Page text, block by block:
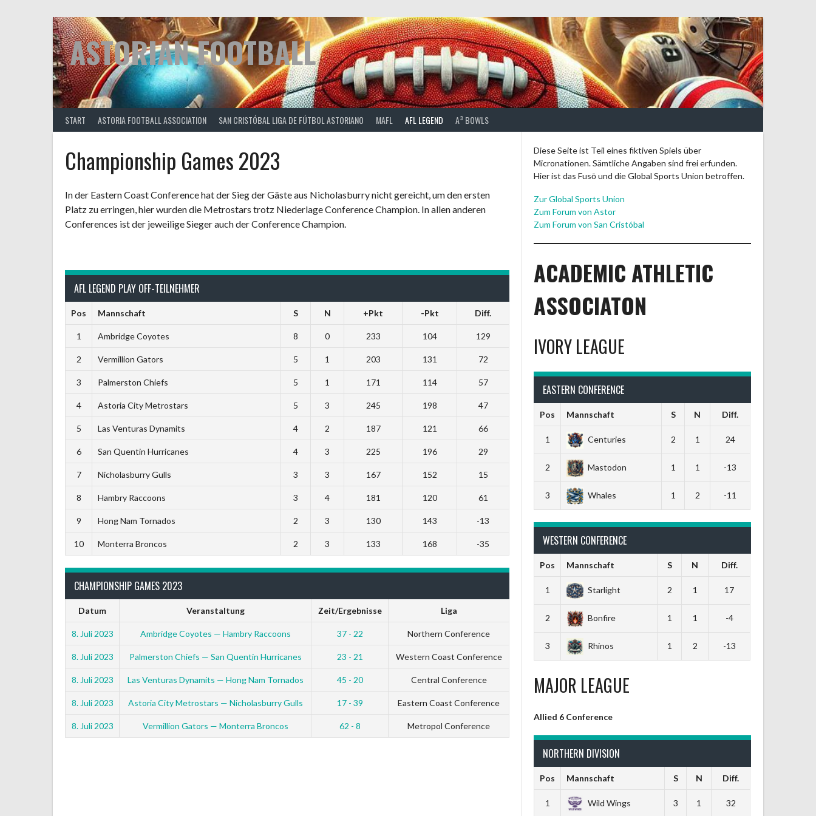
ASTORIAN FOOTBALL
START ASTORIA FOOTBALL ASSOCIATION SAN CRISTÓBAL LIGA DE FÚTBOL ASTORIANO MAFL AFL LEGEND A³ BOWLS
Championship Games 2023
In der Eastern Coast Conference hat der Sieg der Gäste aus Nicholasburry nicht gereicht, um den ersten
Platz zu erringen, hier wurden die Metrostars trotz Niederlage Conference Champion. In allen anderen
Conferences ist der jeweilige Sieger auch der Conference Champion.
AFL LEGEND PLAY OFF-TEILNEHMER
Pos Mannschaft S N +Pkt -Pkt Diff.
1 Ambridge Coyotes 8 0 233 104 129
2 Vermillion Gators 5 1 203 131 72
3 Palmerston Chiefs 5 1 171 114 57
4 Astoria City Metrostars 5 3 245 198 47
5 Las Venturas Dynamits 4 2 187 121 66
6 San Quentin Hurricanes 4 3 225 196 29
7 Nicholasburry Gulls 3 3 167 152 15
8 Hambry Raccoons 3 4 181 120 61
9 Hong Nam Tornados 2 3 130 143 -13
10 Monterra Broncos 2 3 133 168 -35
CHAMPIONSHIP GAMES 2023
Datum Veranstaltung Zeit/Ergebnisse Liga
8. Juli 2023 Ambridge Coyotes — Hambry Raccoons 37 - 22 Northern Conference
8. Juli 2023 Palmerston Chiefs — San Quentin Hurricanes 23 - 21 Western Coast Conference
8. Juli 2023 Las Venturas Dynamits — Hong Nam Tornados 45 - 20 Central Conference
8. Juli 2023 Astoria City Metrostars — Nicholasburry Gulls 17 - 39 Eastern Coast Conference
8. Juli 2023 Vermillion Gators — Monterra Broncos 62 - 8 Metropol Conference
Diese Seite ist Teil eines fiktiven Spiels über
Micronationen. Sämtliche Angaben sind frei erfunden.
Hier ist das Fusō und die Global Sports Union betroffen.
Zur Global Sports Union
Zum Forum von Astor
Zum Forum von San Cristóbal
ACADEMIC ATHLETIC
ASSOCIATON
IVORY LEAGUE
EASTERN CONFERENCE
Pos Mannschaft S N Diff.
1 Centuries 2 1 24
2 Mastodon 1 1 -13
3 Whales 1 2 -11
WESTERN CONFERENCE
Pos Mannschaft S N Diff.
1 Starlight 2 1 17
2 Bonfire 1 1 -4
3 Rhinos 1 2 -13
MAJOR LEAGUE
Allied 6 Conference
NORTHERN DIVISION
Pos Mannschaft S N Diff.
1 Wild Wings 3 1 32